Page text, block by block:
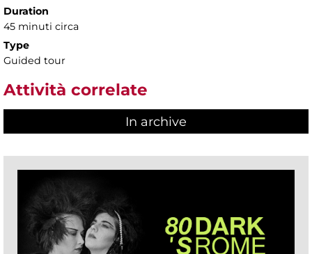
Duration
45 minuti circa
Type
Guided tour
Attività correlate
In archive